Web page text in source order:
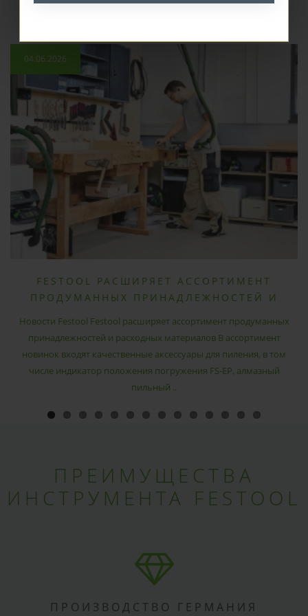
04.06.2026
FESTOOL РАСШИРЯЕТ АССОРТИМЕНТ
ПРОДУМАННЫХ ПРИНАДЛЕЖНОСТЕЙ И
Новости Festool Festool расширяет ассортимент продуманных
принадлежностей и расходных материалов В ассортимент
новинок входят качественные аксессуары для пиления, в том
числе индикатор положения погружения FS-EP, алмазный
пильный ..
ПРЕИМУЩЕСТВА
ИНСТРУМЕНТА FESTOOL
ПРОИЗВОДСТВО ГЕРМАНИЯ